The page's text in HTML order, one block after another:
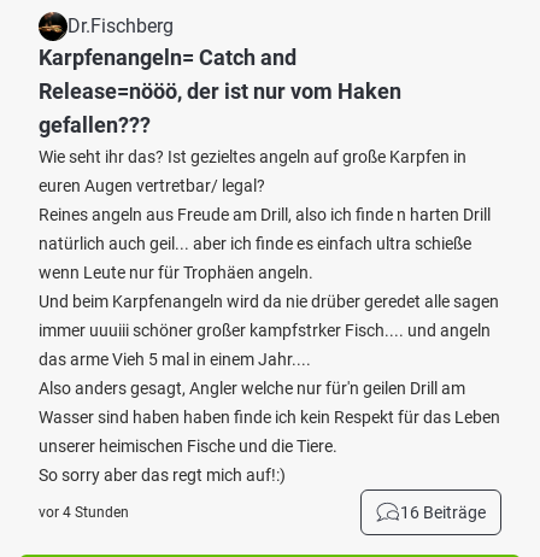
Dr.Fischberg
Karpfenangeln= Catch and
Release=nööö, der ist nur vom Haken
gefallen???
Wie seht ihr das? Ist gezieltes angeln auf große Karpfen in
euren Augen vertretbar/ legal?
Reines angeln aus Freude am Drill, also ich finde n harten Drill
natürlich auch geil... aber ich finde es einfach ultra schieße
wenn Leute nur für Trophäen angeln.
Und beim Karpfenangeln wird da nie drüber geredet alle sagen
immer uuuiii schöner großer kampfstrker Fisch.... und angeln
das arme Vieh 5 mal in einem Jahr....
Also anders gesagt, Angler welche nur für'n geilen Drill am
Wasser sind haben haben finde ich kein Respekt für das Leben
unserer heimischen Fische und die Tiere.
So sorry aber das regt mich auf!:)
vor 4 Stunden 16 Beiträge